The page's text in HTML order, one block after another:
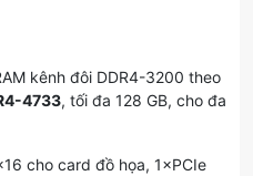
kênh đôi DDR4-3200 theo
4733, tối đa 128 GB, cho đa
cho card đồ họa, 1×PCIe